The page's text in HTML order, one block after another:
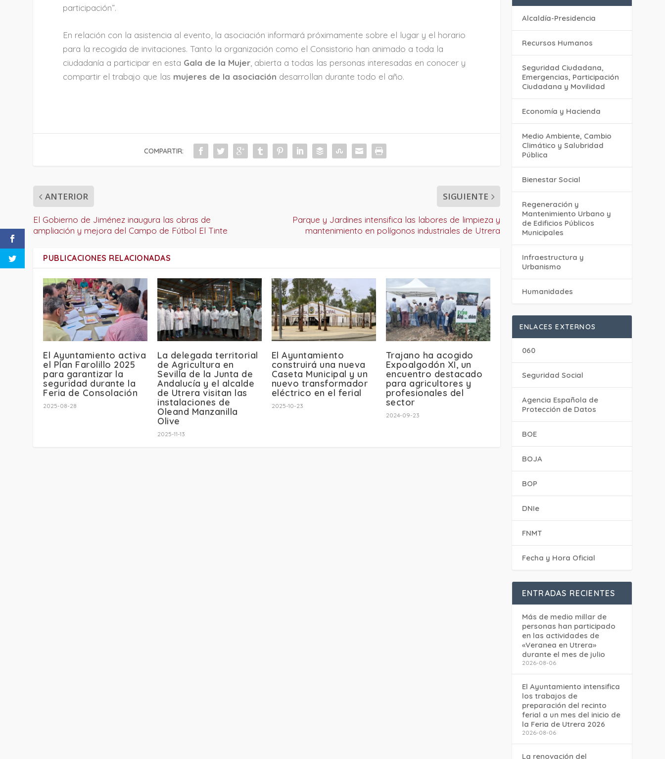
participación”.
En relación con la asistencia al evento, la asociación informará próximamente sobre el lugar y el horario
para la recogida de invitaciones. Tanto la organización como el Consistorio han animado a toda la
ciudadanía a participar en esta Gala de la Mujer , abierta a todas las personas interesadas en conocer y
compartir el trabajo que las mujeres de la asociación desarrollan durante todo el año.
COMPARTIR:
ANTERIOR
El Gobierno de Jiménez inaugura las obras de
ampliación y mejora del Campo de Fútbol El Tinte
SIGUIENTE
Parque y Jardines intensifica las labores de limpieza y
mantenimiento en polígonos industriales de Utrera
PUBLICACIONES RELACIONADAS
El Ayuntamiento activa
el Plan Farolillo 2025
para garantizar la
seguridad durante la
Feria de Consolación
2025-08-28
La delegada territorial
de Agricultura en
Sevilla de la Junta de
Andalucía y el alcalde
de Utrera visitan las
instalaciones de
Oleand Manzanilla
Olive
2025-11-13
El Ayuntamiento
construirá una nueva
Caseta Municipal y un
nuevo transformador
eléctrico en el ferial
2025-10-23
Trajano ha acogido
Expoalgodón XI, un
encuentro destacado
para agricultores y
profesionales del
sector
2024-09-23
Alcaldía-Presidencia
Recursos Humanos
Seguridad Ciudadana,
Emergencias, Participación
Ciudadana y Movilidad
Economía y Hacienda
Medio Ambiente, Cambio
Climático y Salubridad
Pública
Bienestar Social
Regeneración y
Mantenimiento Urbano y
de Edificios Públicos
Municipales
Infraestructura y
Urbanismo
Humanidades
ENLACES EXTERNOS
060
Seguridad Social
Agencia Española de
Protección de Datos
BOE
BOJA
BOP
DNIe
FNMT
Fecha y Hora Oficial
ENTRADAS RECIENTES
Más de medio millar de
personas han participado
en las actividades de
«Veranea en Utrera»
durante el mes de julio
2026-08-06
El Ayuntamiento intensifica
los trabajos de
preparación del recinto
ferial a un mes del inicio de
la Feria de Utrera 2026
2026-08-06
La renovación del